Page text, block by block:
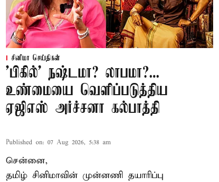
சினிமா செய்திகள்
'பிகில்' நஷ்டமா? லாபமா?...
உண்மையை வெளிப்படுத்திய
ஏஜிஎஸ் அர்ச்சனா கல்பாத்தி
Published on: 07 Aug 2026, 5:38 am
சென்னை,
தமிழ் சினிமாவின் முன்னணி தயாரிப்பு